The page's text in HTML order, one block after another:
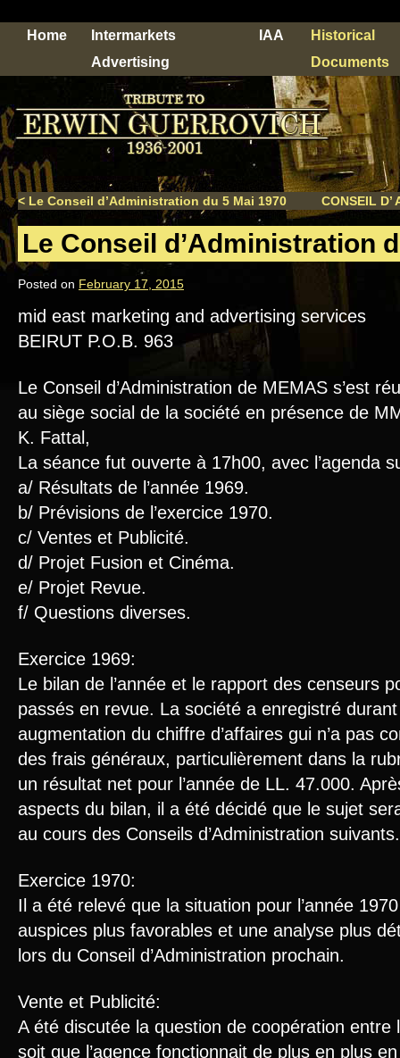
Home
Intermarkets
Advertising
IAA
Historical
Documents
< Le Conseil d’Administration du 5 Mai 1970 CONSEIL
Le Conseil d’Administration
Posted on February 17, 2015
mid east marketing and advertising services
BEIRUT P.O.B. 963
Le Conseil d’Administration de MEMAS s’est
au siège social de la société en présence de
K. Fattal,
La séance fut ouverte à 17h00, avec l’agenda
a/ Résultats de l’année 1969.
b/ Prévisions de l’exercice 1970.
c/ Ventes et Publicité.
d/ Projet Fusion et Cinéma.
e/ Projet Revue.
f/ Questions diverses.
Exercice 1969:
Le bilan de l’année et le rapport des censeurs
passés en revue. La société a enregistré
augmentation du chiffre d’affaires gui n’a pas
des frais généraux, particulièrement dans la
un résultat net pour l’année de LL. 47.000.
aspects du bilan, il a été décidé que le sujet
au cours des Conseils d’Administration suivants.
Exercice 1970:
Il a été relevé que la situation pour l’année
auspices plus favorables et une analyse plus
lors du Conseil d’Administration prochain.
Vente et Publicité:
A été discutée la question de coopération entre
soit que l’agence fonctionnait de plus en plus